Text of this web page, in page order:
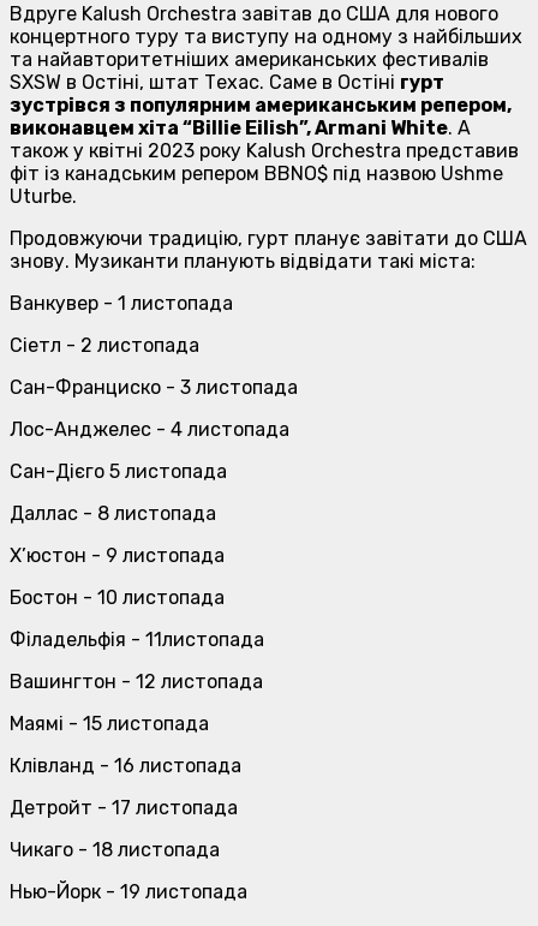
Вдруге Kalush Orchestra завітав до США для нового
концертного туру та виступу на одному з найбільших
та найавторитетніших американських фестивалів
SXSW в Остіні, штат Техас. Саме в Остіні гурт
зустрівся з популярним американським репером,
виконавцем хіта “Billie Eilish”, Armani White. А
також у квітні 2023 року Kalush Orchestra представив
фіт із канадським репером BBNO$ під назвою Ushme
Uturbe.
Продовжуючи традицію, гурт планує завітати до США
знову. Музиканти планують відвідати такі міста:
Ванкувер - 1 листопада
Сіетл - 2 листопада
Сан-Франциско - 3 листопада
Лос-Анджелес - 4 листопада
Сан-Дієго 5 листопада
Даллас - 8 листопада
Х’юстон - 9 листопада
Бостон - 10 листопада
Філадельфія - 11листопада
Вашингтон - 12 листопада
Маямі - 15 листопада
Клівланд - 16 листопада
Детройт - 17 листопада
Чикаго - 18 листопада
Нью-Йорк - 19 листопада